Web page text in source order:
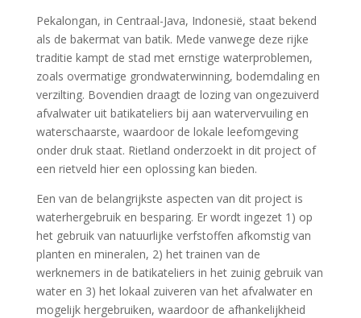
Pekalongan, in Centraal-Java, Indonesië, staat bekend
als de bakermat van batik. Mede vanwege deze rijke
traditie kampt de stad met ernstige waterproblemen,
zoals overmatige grondwaterwinning, bodemdaling en
verzilting. Bovendien draagt de lozing van ongezuiverd
afvalwater uit batikateliers bij aan watervervuiling en
waterschaarste, waardoor de lokale leefomgeving
onder druk staat. Rietland onderzoekt in dit project of
een rietveld hier een oplossing kan bieden.
Een van de belangrijkste aspecten van dit project is
waterhergebruik en besparing. Er wordt ingezet 1) op
het gebruik van natuurlijke verfstoffen afkomstig van
planten en mineralen, 2) het trainen van de
werknemers in de batikateliers in het zuinig gebruik van
water en 3) het lokaal zuiveren van het afvalwater en
mogelijk hergebruiken, waardoor de afhankelijkheid